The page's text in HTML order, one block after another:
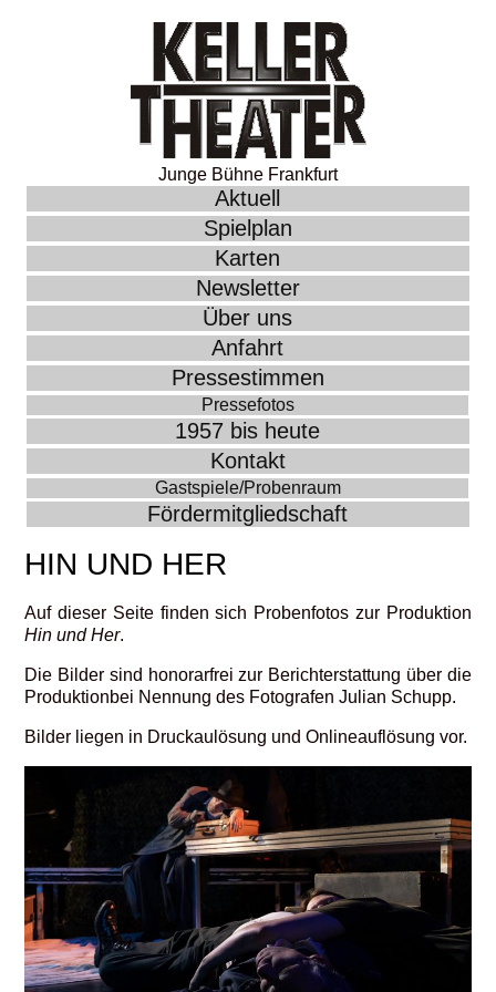
Junge Bühne Frankfurt
Aktuell
Spielplan
Karten
Newsletter
Über uns
Anfahrt
Pressestimmen
Pressefotos
1957 bis heute
Kontakt
Gastspiele/Probenraum
Fördermitgliedschaft
HIN UND HER
Auf dieser Seite finden sich Probenfotos zur Produktion
Hin und Her.
Die Bilder sind honorarfrei zur Berichterstattung über die
Produktionbei Nennung des Fotografen Julian Schupp.
Bilder liegen in Druckaulösung und Onlineauflösung vor.